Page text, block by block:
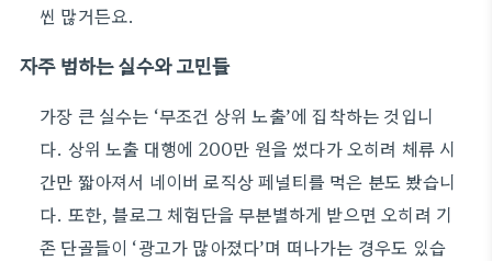
씬 많거든요.
자주 범하는 실수와 고민들
가장 큰 실수는 ‘무조건 상위 노출’에 집착하는 것입니
다. 상위 노출 대행에 200만 원을 썼다가 오히려 체류 시
간만 짧아져서 네이버 로직상 페널티를 먹은 분도 봤습니
다. 또한, 블로그 체험단을 무분별하게 받으면 오히려 기
존 단골들이 ‘광고가 많아졌다’며 떠나가는 경우도 있습